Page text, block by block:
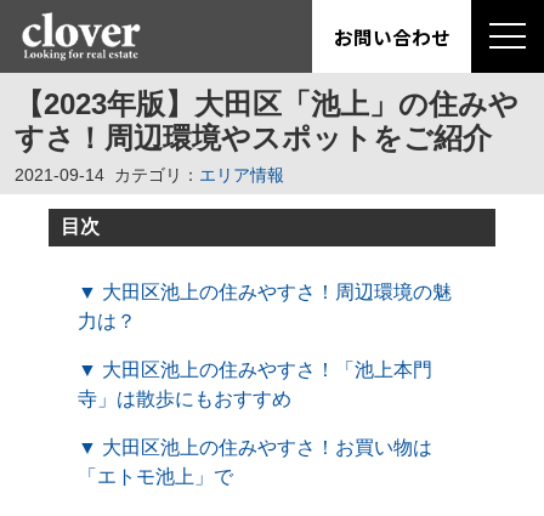
お問い合わせ
【2023年版】大田区「池上」の住みや
すさ！周辺環境やスポットをご紹介
2021-09-14 カテゴリ： エリア情報
目次
▼ 大田区池上の住みやすさ！周辺環境の魅
力は？
▼ 大田区池上の住みやすさ！「池上本門
寺」は散歩にもおすすめ
▼ 大田区池上の住みやすさ！お買い物は
「エトモ池上」で